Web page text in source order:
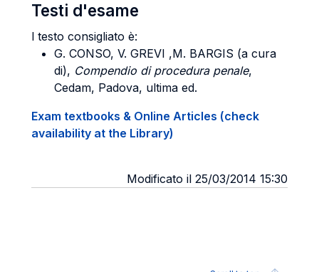
Testi d'esame
l testo consigliato è:
G. CONSO, V. GREVI ,M. BARGIS (a cura
di), Compendio di procedura penale,
Cedam, Padova, ultima ed.
Exam textbooks & Online Articles (check
availability at the Library)
Modificato il 25/03/2014 15:30